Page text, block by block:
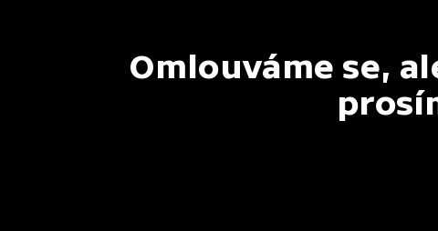
Omlouváme se,